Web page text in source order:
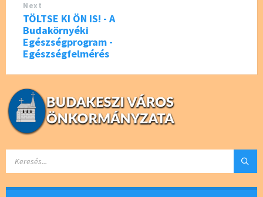
Next
TÖLTSE KI ÖN IS! - A
Budakörnyéki
Egészségprogram -
Egészségfelmérés